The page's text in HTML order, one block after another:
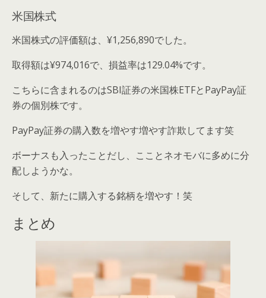
米国株式
米国株式の評価額は、¥1,256,890でした。
取得額は¥974,016で、損益率は129.04%です。
こちらに含まれるのはSBI証券の米国株ETFとPayPay証
券の個別株です。
PayPay証券の購入数を増やす増やす詐欺してます笑
ボーナスも入ったことだし、こことネオモバに多めに分
配しようかな。
そして、新たに購入する銘柄を増やす！笑
まとめ